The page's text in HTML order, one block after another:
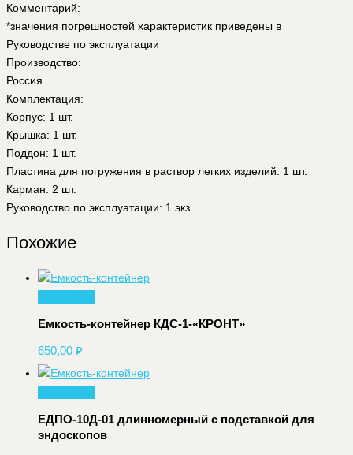
Комментарий:
*значения погрешностей характеристик приведены в
Руководстве по эксплуатации
Производство:
Россия
Комплектация:
Корпус: 1 шт.
Крышка: 1 шт.
Поддон: 1 шт.
Пластина для погружения в раствор легких изделий: 1 шт.
Карман: 2 шт.
Руководство по эксплуатации: 1 экз.
Похожие
Емкость-контейнер КДС-1-«КРОНТ»
650,00 ₽
ЕДПО-10Д-01 длинномерный с подставкой для
эндоскопов